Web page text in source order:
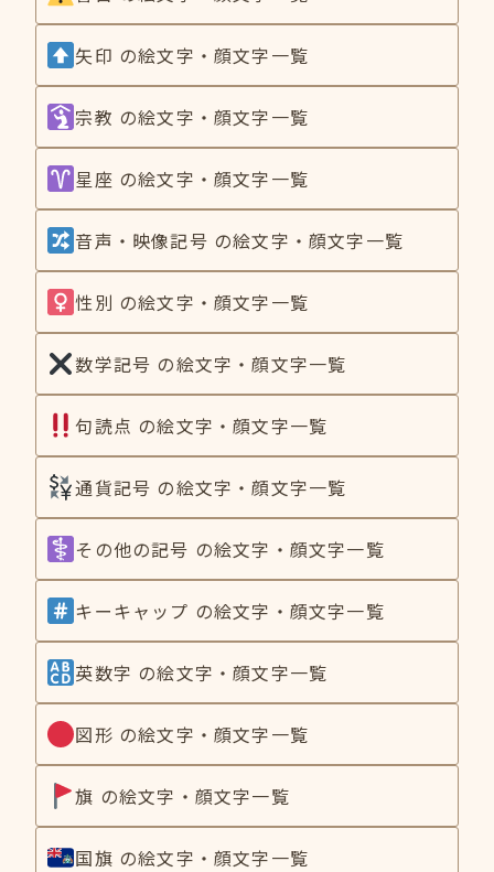
矢印 の絵文字・顔文字一覧
宗教 の絵文字・顔文字一覧
星座 の絵文字・顔文字一覧
音声・映像記号 の絵文字・顔文字一覧
性別 の絵文字・顔文字一覧
数学記号 の絵文字・顔文字一覧
句読点 の絵文字・顔文字一覧
通貨記号 の絵文字・顔文字一覧
その他の記号 の絵文字・顔文字一覧
キーキャップ の絵文字・顔文字一覧
英数字 の絵文字・顔文字一覧
図形 の絵文字・顔文字一覧
旗 の絵文字・顔文字一覧
国旗 の絵文字・顔文字一覧